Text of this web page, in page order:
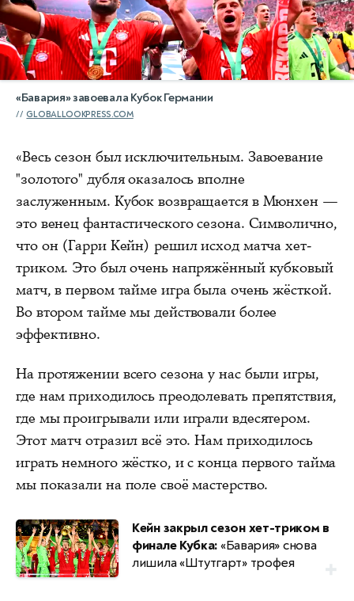
«Бавария» завоевала Кубок Германии
GLOBALLOOKPRESS.COM
«Весь сезон был исключительным. Завоевание
"золотого" дубля оказалось вполне
заслуженным. Кубок возвращается в Мюнхен —
это венец фантастического сезона. Символично,
что он (Гарри Кейн) решил исход матча хет-
триком. Это был очень напряжённый кубковый
матч, в первом тайме игра была очень жёсткой.
Во втором тайме мы действовали более
эффективно.
На протяжении всего сезона у нас были игры,
где нам приходилось преодолевать препятствия,
где мы проигрывали или играли вдесятером.
Этот матч отразил всё это. Нам приходилось
играть немного жёстко, и с конца первого тайма
мы показали на поле своё мастерство.
Кейн закрыл сезон хет-триком в
финале Кубка:«Бавария» снова
лишила «Штутгарт» трофея